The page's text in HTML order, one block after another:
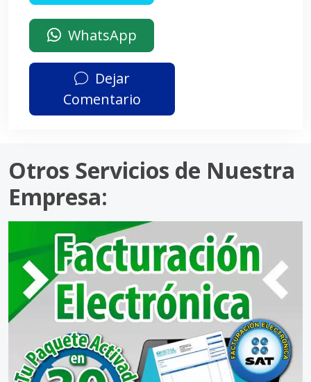
WhatsApp
Dejar
Comentario
Otros Servicios de Nuestra
Empresa: